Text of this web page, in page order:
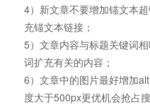
4）新文章不要增加锚文本
充锚文本链接；
5）文章内容与标题关键词
词扩充有关的内容；
6）文章中的图片最好增加
度大于500px更优机会抢占